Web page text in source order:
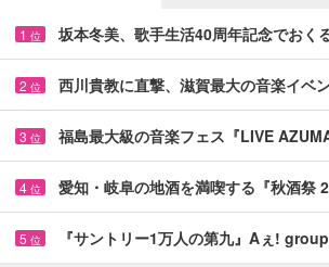
1 位 坂本冬美、歌手生活40周年記念でおく
2 位 西川貴教に直撃、滋賀最大の音楽イベ
3 位 福島最大級の音楽フェス『LIVE
4 位 愛知・岐阜の地酒を満喫する『秋酒祭
5 位 『サントリー1万人の第九』Aぇ!